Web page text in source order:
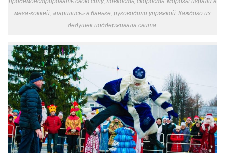
мега-хоккей, «парились» в баньке, руководили упряжкой. Каждого из
дедушек поддерживала свита.